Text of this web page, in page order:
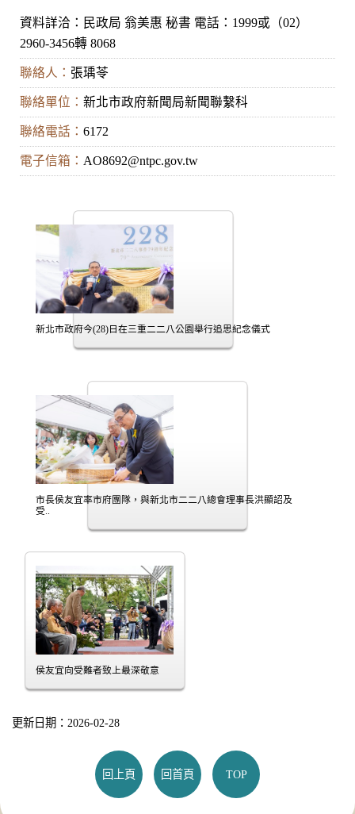
資料詳洽：民政局 翁美惠 秘書 電話：1999或（02）
2960-3456轉 8068
聯絡人： 張瑀苓
聯絡單位： 新北市政府新聞局新聞聯繫科
聯絡電話： 6172
電子信箱： AO8692@ntpc.gov.tw
新北市政府今(28)日在三重二二八公園舉行追思紀念儀式
市長侯友宜率市府團隊，與新北市二二八總會理事長洪顯詔及
受..
侯友宜向受難者致上最深敬意
更新日期：2026-02-28
回上頁 回首頁 TOP